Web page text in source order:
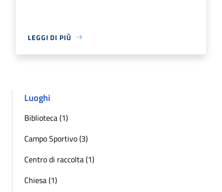
LEGGI DI PIÙ
Luoghi
Biblioteca (1)
Campo Sportivo (3)
Centro di raccolta (1)
Chiesa (1)